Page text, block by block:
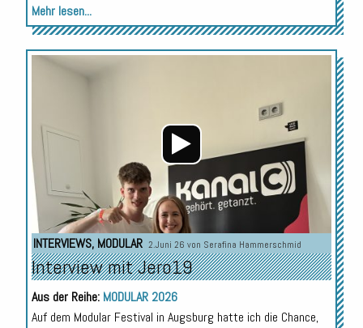
Mehr lesen...
Audio-
Player
INTERVIEWS, MODULAR 2.Juni 26 von Serafina Hammerschmid
Interview mit Jero19
Aus der Reihe: MODULAR 2026
Auf dem Modular Festival in Augsburg hatte ich die Chance,